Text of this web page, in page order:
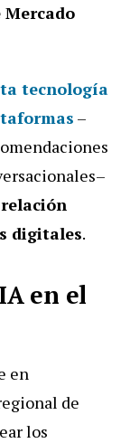
tecnología
–
digitales.
en el
en
de
los